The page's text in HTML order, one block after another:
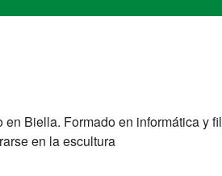
Biella. Formado en informática
en la escultura